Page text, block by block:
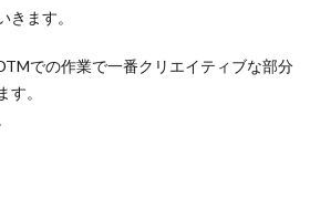
きます。
での作業で一番クリエイティブな部分
。